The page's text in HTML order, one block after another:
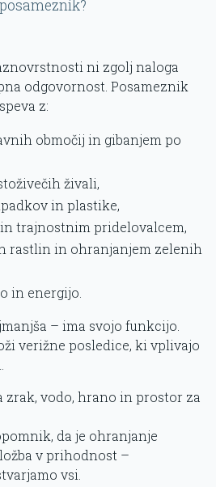
ni zgolj naloga
odgovornost. Posameznik
z:
območij in gibanjem po
živali,
in plastike,
trajnostnim pridelovalcem,
rastlin in ohranjanjem zelenih
in energijo.
– ima svojo funkcijo.
verižne posledice, ki vplivajo
zrak, vodo, hrano in prostor za
da je ohranjanje
v prihodnost –
vsi.